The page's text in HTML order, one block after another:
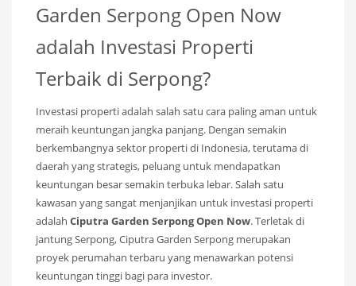
Garden Serpong Open Now
adalah Investasi Properti
Terbaik di Serpong?
Investasi properti adalah salah satu cara paling aman untuk
meraih keuntungan jangka panjang. Dengan semakin
berkembangnya sektor properti di Indonesia, terutama di
daerah yang strategis, peluang untuk mendapatkan
keuntungan besar semakin terbuka lebar. Salah satu
kawasan yang sangat menjanjikan untuk investasi properti
adalah Ciputra Garden Serpong Open Now. Terletak di
jantung Serpong, Ciputra Garden Serpong merupakan
proyek perumahan terbaru yang menawarkan potensi
keuntungan tinggi bagi para investor.